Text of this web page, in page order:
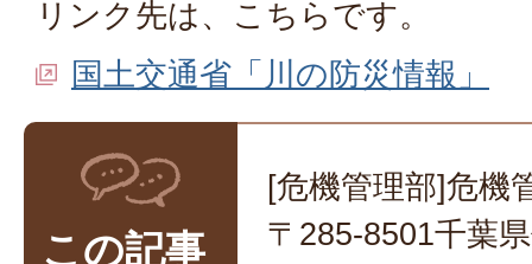
リンク先は、こちらです。
国土交通省「川の防災情報」
この記事
[危機管理部]危機
〒285-8501千葉